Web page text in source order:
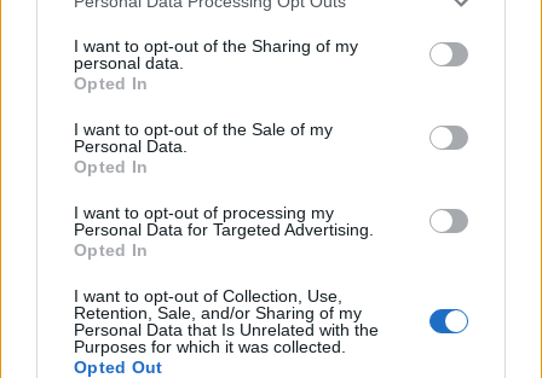
I want to opt-out of the Sharing of my
personal data.
Opted In
I want to opt-out of the Sale of my
Personal Data.
Opted In
I want to opt-out of processing my
Personal Data for Targeted Advertising.
Opted In
I want to opt-out of Collection, Use,
Retention, Sale, and/or Sharing of my
Personal Data that Is Unrelated with the
Purposes for which it was collected.
Opted Out
odczuwam zbytnio przyjemności. Miałam kilku
partnerów seksualnych i z żadnym nie miałam
seks dla mnie to tylko ruchy przy których nie jest
mi dobrze, po prostu czuję że członek jest we
mnie i tyle :( Czy ktoś ma podobnie?
POWIĄZANE